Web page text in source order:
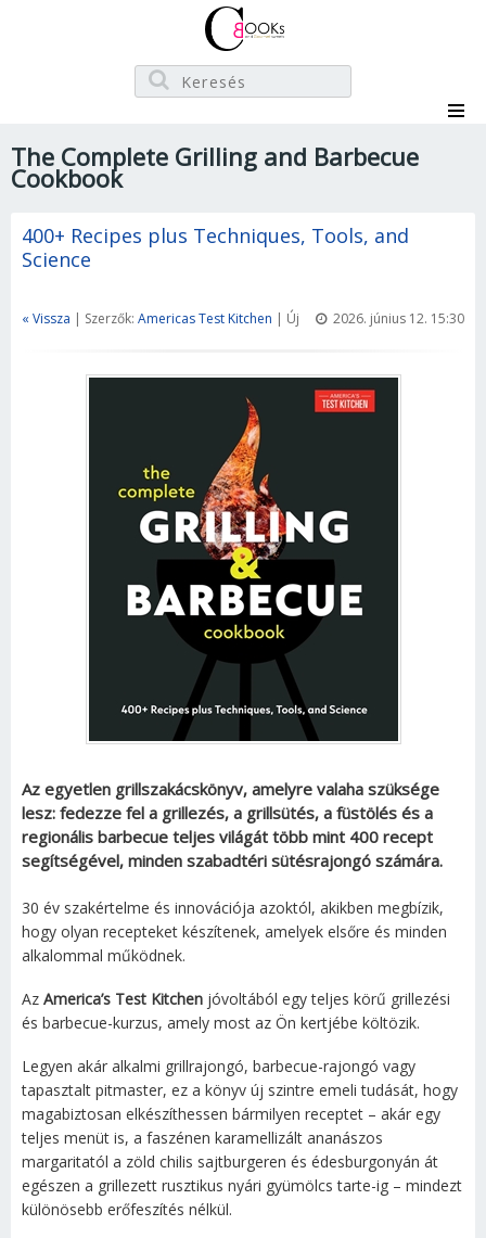
The Complete Grilling and Barbecue
Cookbook
400+ Recipes plus Techniques, Tools, and
Science
« Vissza | Szerzők: Americas Test Kitchen | Új 2026. június 12. 15:30
Az egyetlen grillszakácskönyv, amelyre valaha szüksége
lesz: fedezze fel a grillezés, a grillsütés, a füstölés és a
regionális barbecue teljes világát több mint 400 recept
segítségével, minden szabadtéri sütésrajongó számára.
30 év szakértelme és innovációja azoktól, akikben megbízik,
hogy olyan recepteket készítenek, amelyek elsőre és minden
alkalommal működnek.
Az America’s Test Kitchen jóvoltából egy teljes körű grillezési
és barbecue-kurzus, amely most az Ön kertjébe költözik.
Legyen akár alkalmi grillrajongó, barbecue-rajongó vagy
tapasztalt pitmaster, ez a könyv új szintre emeli tudását, hogy
magabiztosan elkészíthessen bármilyen receptet – akár egy
teljes menüt is, a faszénen karamellizált ananászos
margaritatól a zöld chilis sajtburgeren és édesburgonyán át
egészen a grillezett rusztikus nyári gyümölcs tarte-ig – mindezt
különösebb erőfeszítés nélkül.